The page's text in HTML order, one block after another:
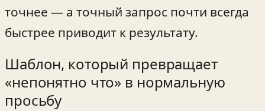
точнее — а точный запрос почти всегда
быстрее приводит к результату.
Шаблон, который превращает
«непонятно что» в нормальную
просьбу